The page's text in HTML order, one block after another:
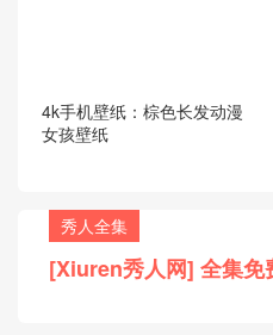
4k手机壁纸：棕色长发动漫
女孩壁纸
秀人全集
[Xiuren秀人网] 全集免